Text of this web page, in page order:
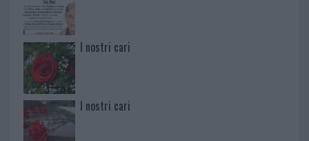
I nostri cari
I nostri cari